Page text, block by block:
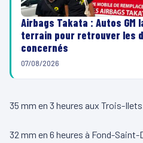
Airbags Takata : Autos GM
terrain pour retrouver les
concernés
07/08/2026
35 mm en 3 heures aux Trois-
32 mm en 6 heures à Fond-Saint-